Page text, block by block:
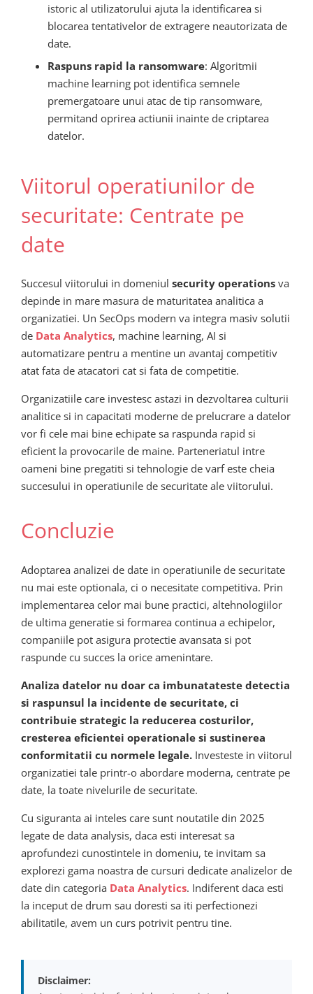
istoric al utilizatorului ajuta la identificarea si
blocarea tentativelor de extragere neautorizata de
date.
Raspuns rapid la ransomware: Algoritmii
machine learning pot identifica semnele
premergatoare unui atac de tip ransomware,
permitand oprirea actiunii inainte de criptarea
datelor.
Viitorul operatiunilor de
securitate: Centrate pe
date
Succesul viitorului in domeniul security operations va
depinde in mare masura de maturitatea analitica a
organizatiei. Un SecOps modern va integra masiv solutii
de Data Analytics, machine learning, AI si
automatizare pentru a mentine un avantaj competitiv
atat fata de atacatori cat si fata de competitie.
Organizatiile care investesc astazi in dezvoltarea culturii
analitice si in capacitati moderne de prelucrare a datelor
vor fi cele mai bine echipate sa raspunda rapid si
eficient la provocarile de maine. Parteneriatul intre
oameni bine pregatiti si tehnologie de varf este cheia
succesului in operatiunile de securitate ale viitorului.
Concluzie
Adoptarea analizei de date in operatiunile de securitate
nu mai este optionala, ci o necesitate competitiva. Prin
implementarea celor mai bune practici, altehnologiilor
de ultima generatie si formarea continua a echipelor,
companiile pot asigura protectie avansata si pot
raspunde cu succes la orice amenintare.
Analiza datelor nu doar ca imbunatateste detectia
si raspunsul la incidente de securitate, ci
contribuie strategic la reducerea costurilor,
cresterea eficientei operationale si sustinerea
conformitatii cu normele legale. Investeste in viitorul
organizatiei tale printr-o abordare moderna, centrate pe
date, la toate nivelurile de securitate.
Cu siguranta ai inteles care sunt noutatile din 2025
legate de data analysis, daca esti interesat sa
aprofundezi cunostintele in domeniu, te invitam sa
explorezi gama noastra de cursuri dedicate analizelor de
date din categoria Data Analytics. Indiferent daca esti
la inceput de drum sau doresti sa iti perfectionezi
abilitatile, avem un curs potrivit pentru tine.
Disclaimer: